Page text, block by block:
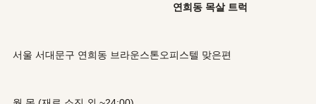
연희동 목살 트럭
서울 서대문구 연희동 브라운스톤오피스텔 맞은편